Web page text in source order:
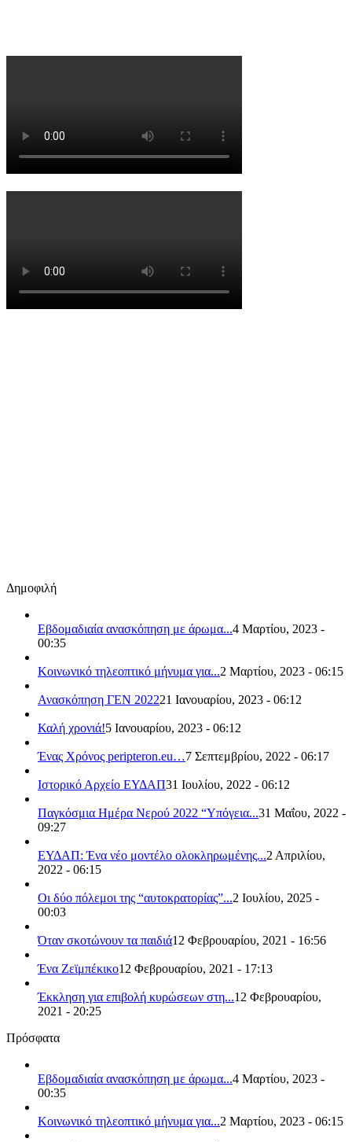
Δημοφιλή
Εβδομαδιαία ανασκόπηση με άρωμα...4 Μαρτίου, 2023 -
00:35
Κοινωνικό τηλεοπτικό μήνυμα για...2 Μαρτίου, 2023 - 06:15
Ανασκόπηση ΓΕΝ 202221 Ιανουαρίου, 2023 - 06:12
Καλή χρονιά!5 Ιανουαρίου, 2023 - 06:12
Ένας Χρόνος peripteron.eu…7 Σεπτεμβρίου, 2022 - 06:17
Ιστορικό Αρχείο ΕΥΔΑΠ31 Ιουλίου, 2022 - 06:12
Παγκόσμια Ημέρα Νερού 2022 “Υπόγεια...31 Μαΐου, 2022 -
09:27
ΕΥΔΑΠ: Ένα νέο μοντέλο ολοκληρωμένης...2 Απριλίου,
2022 - 06:15
Οι δύο πόλεμοι της “αυτοκρατορίας”...2 Ιουλίου, 2025 -
00:03
Όταν σκοτώνουν τα παιδιά12 Φεβρουαρίου, 2021 - 16:56
Ένα Ζεϊμπέκικο12 Φεβρουαρίου, 2021 - 17:13
Έκκληση για επιβολή κυρώσεων στη...12 Φεβρουαρίου,
2021 - 20:25
Πρόσφατα
Εβδομαδιαία ανασκόπηση με άρωμα...4 Μαρτίου, 2023 -
00:35
Κοινωνικό τηλεοπτικό μήνυμα για...2 Μαρτίου, 2023 - 06:15